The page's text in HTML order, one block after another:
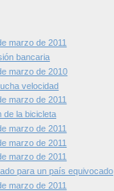
marzo de 2011
bancaria
marzo de 2010
velocidad
marzo de 2011
de la bicicleta
marzo de 2011
marzo de 2011
marzo de 2011
para un país equivocado
marzo de 2011